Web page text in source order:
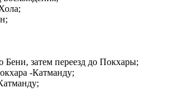
Бени, затем переезд до Покхары;
-Катманду;